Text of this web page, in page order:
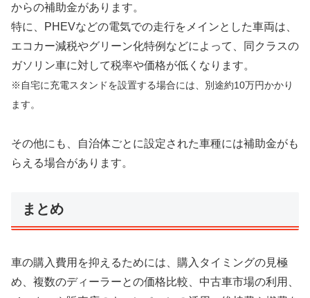
からの補助金があります。
特に、PHEVなどの電気での走行をメインとした車両は、
エコカー減税やグリーン化特例などによって、同クラスの
ガソリン車に対して税率や価格が低くなります。
※自宅に充電スタンドを設置する場合には、別途約10万円かかり
ます。
その他にも、自治体ごとに設定された車種には補助金がも
らえる場合があります。
まとめ
車の購入費用を抑えるためには、購入タイミングの見極
め、複数のディーラーとの価格比較、中古車市場の利用、